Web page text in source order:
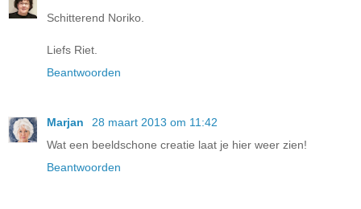
Schitterend Noriko.
Liefs Riet.
Beantwoorden
Marjan
28 maart 2013 om 11:42
Wat een beeldschone creatie laat je hier weer zien!
Beantwoorden